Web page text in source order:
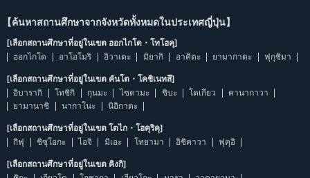
【ค้นหาสถานศึกษาจากจังหวัดทั้งหมดในประเทศญี่ปุ่น】
[เลือกสถานศึกษาที่อยู่ในเขต ฮอกไกโด・โทโฮคุ]
ฮอกไกโด
อาโอโมริ อิวาเตะ มิยากิ อาคิตะ ยามากาตะ ฟุกุชิมา
[เลือกสถานศึกษาที่อยู่ในเขต คันโต・โคชิเนทสึ]
อิบารากิ
โทชิกิ กุนมะ ไซตามะ ชิบะ โตเกียว
คานากาวา
ยามานาชิ
นากาโนะ นิอิกาตะ
[เลือกสถานศึกษาที่อยู่ในเขต โตไก・โฮคุริคุ]
กิฟุ
ชิซุโอกะ ไอจิ มิเอะ โทยามา อิชิคาวา ฟุคุอิ
[เลือกสถานศึกษาที่อยู่ในเขต คิงกิ]